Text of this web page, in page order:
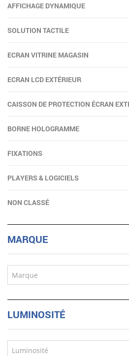
AFFICHAGE DYNAMIQUE
SOLUTION TACTILE
ECRAN VITRINE MAGASIN
ECRAN LCD EXTÉRIEUR
CAISSON DE PROTECTION ÉCRAN
BORNE HOLOGRAMME
FIXATIONS
PLAYERS & LOGICIELS
NON CLASSÉ
MARQUE
Marque
LUMINOSITÉ
Luminosité